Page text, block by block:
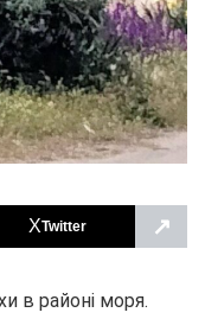
Twitter ↗
в районі моря.